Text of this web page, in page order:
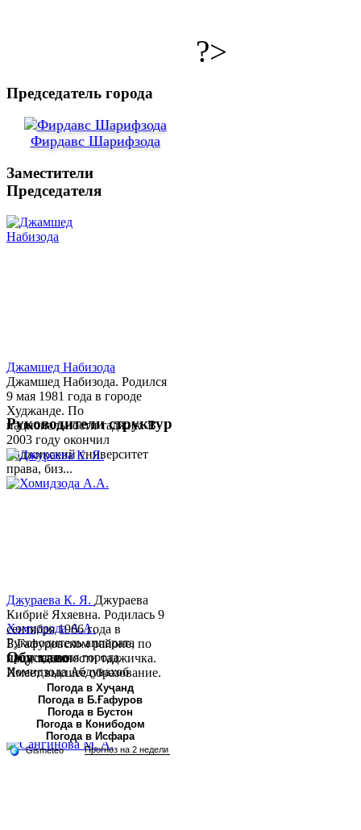
?>
Председатель города
Фирдавс Шарифзода
Заместители
Председателя
Джамшед Набизода
Джамшед Набизода. Родился
9 мая 1981 года в городе
Худжанде. По
национальности таджик. В
2003 году окончил
Таджикский университет
права, биз...
Хомидзода А.А.
Руководитель аппарата
председателя города
Хомидзода Абдувахоб
Абдумаджид родился 8
июня 1978 года в городе
Худжанде. По
национальности...
Руководители структур
Джураева К. Я. Джураева
Кибриё Яхяевна. Родилась 9
сентября 1966 года в
Б.Гафуровском районе, по
национальности таджичка.
Имеет высшее образование.
В 1997 ...
Обу хаво
Погода в Хуҷанд
Погода в Б.Ғафуров
Погода в Бустон
Погода в Конибодом
Погода в Исфара